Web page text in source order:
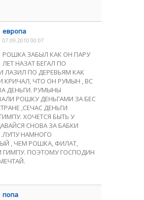
европа
07.09.2010 00:07
РОШКА ЗАБЫЛ КАК ОН ПАРУ
ЛЕТ НАЗАТ БЕГАЛ ПО
ЛАЗИЛ ПО ДЕРЕВЬЯМ КАК
КРИЧАЛ, ЧТО ОН РУМЫН , ВС
ДЕНЬГИ. РУМЫНЫ
РОШКУ ДЕНЬГАМИ ЗА БЕС
,СЕЧАС ДЕНЬГИ
ХОЧЕТСЯ БЫТЬ У
СНОВА ЗА БАБКИ
НАМНОГО
, ЧЕМ РОШКА, ФИЛАТ,
ГИМПУ. ПОЭТОМУ ГОСПОДИН
попа